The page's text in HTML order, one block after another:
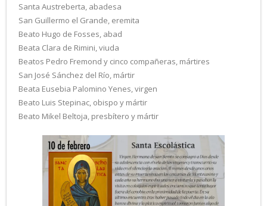
Santa Austreberta, abadesa
San Guillermo el Grande, eremita
Beato Hugo de Fosses, abad
Beata Clara de Rimini, viuda
Beatos Pedro Fremond y cinco compañeras, mártires
San José Sánchez del Río, mártir
Beata Eusebia Palomino Yenes, virgen
Beato Luis Stepinac, obispo y mártir
Beato Mikel Beltoja, presbítero y mártir